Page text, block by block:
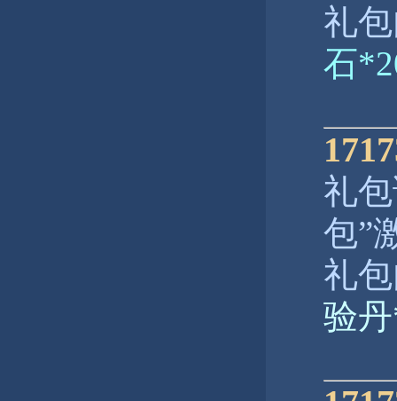
礼
石
礼
包”
礼
验